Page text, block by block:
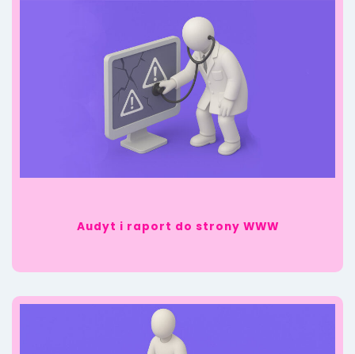
Audyt i raport do strony WWW